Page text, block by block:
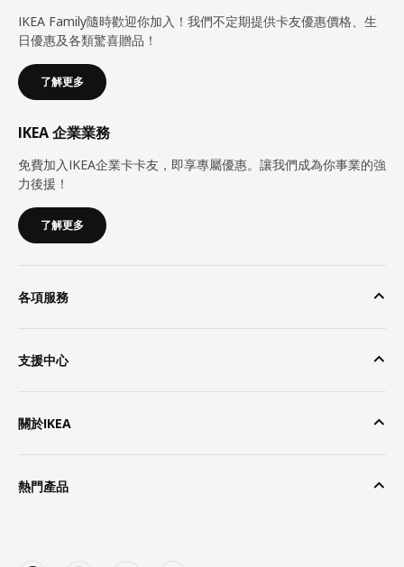
IKEA Family隨時歡迎你加入！我們不定期提供卡友優惠價格、生
日優惠及各類驚喜贈品！
了解更多
IKEA 企業業務
免費加入IKEA企業卡卡友，即享專屬優惠。讓我們成為你事業的強
力後援！
了解更多
各項服務
支援中心
關於IKEA
熱門產品